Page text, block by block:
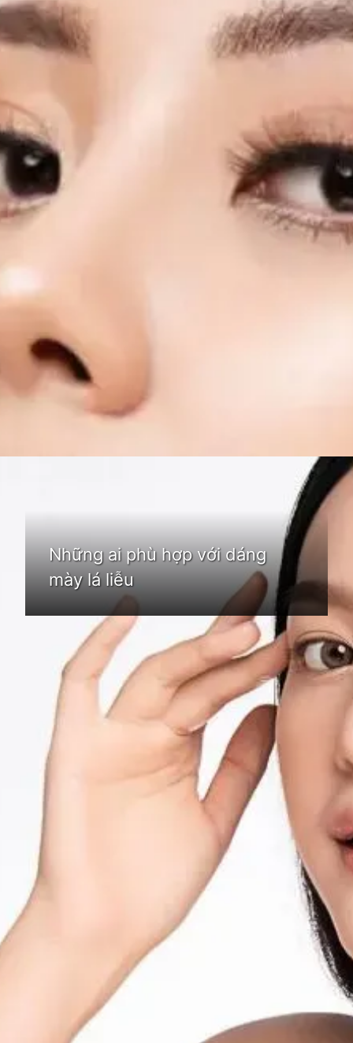
https://idep.edu.vn/chan-may-la-lieu-nu-80
Những ai phù hợp với dáng
mày lá liễu